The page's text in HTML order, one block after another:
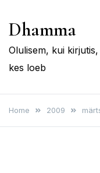
Dhamma
Olulisem, kui
kes loeb
Home 2009